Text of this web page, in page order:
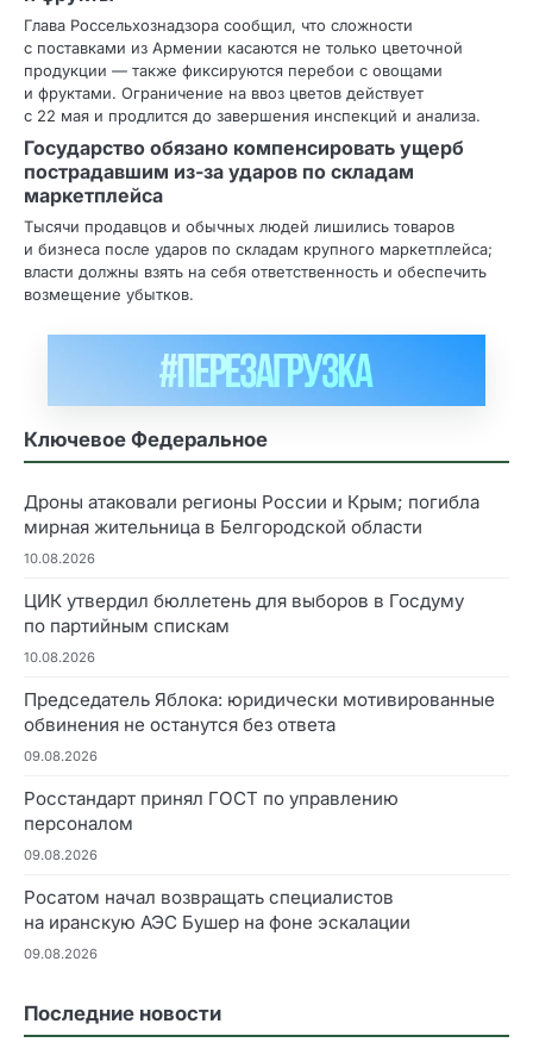
Глава Россельхознадзора сообщил, что сложности
с поставками из Армении касаются не только цветочной
продукции — также фиксируются перебои с овощами
и фруктами. Ограничение на ввоз цветов действует
с 22 мая и продлится до завершения инспекций и анализа.
Государство обязано компенсировать ущерб
пострадавшим из‑за ударов по складам
маркетплейса
Тысячи продавцов и обычных людей лишились товаров
и бизнеса после ударов по складам крупного маркетплейса;
власти должны взять на себя ответственность и обеспечить
возмещение убытков.
Ключевое Федеральное
Дроны атаковали регионы России и Крым; погибла
мирная жительница в Белгородской области
10.08.2026
ЦИК утвердил бюллетень для выборов в Госдуму
по партийным спискам
10.08.2026
Председатель Яблока: юридически мотивированные
обвинения не останутся без ответа
09.08.2026
Росстандарт принял ГОСТ по управлению
персоналом
09.08.2026
Росатом начал возвращать специалистов
на иранскую АЭС Бушер на фоне эскалации
09.08.2026
Последние новости